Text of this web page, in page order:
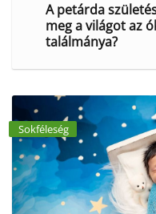
A petárda
meg a világot az
találmánya?
Sokféleség